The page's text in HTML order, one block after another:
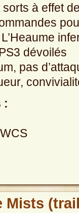
à effet
dévoilés
pas
:
Mists